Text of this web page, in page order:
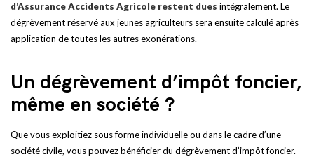
d’Assurance Accidents Agricole restent dues intégralement. Le
dégrèvement réservé aux jeunes agriculteurs sera ensuite calculé après
application de toutes les autres exonérations.
Un dégrèvement d’impôt foncier,
même en société ?
Que vous exploitiez sous forme individuelle ou dans le cadre d’une
société civile, vous pouvez bénéficier du dégrèvement d’impôt foncier.